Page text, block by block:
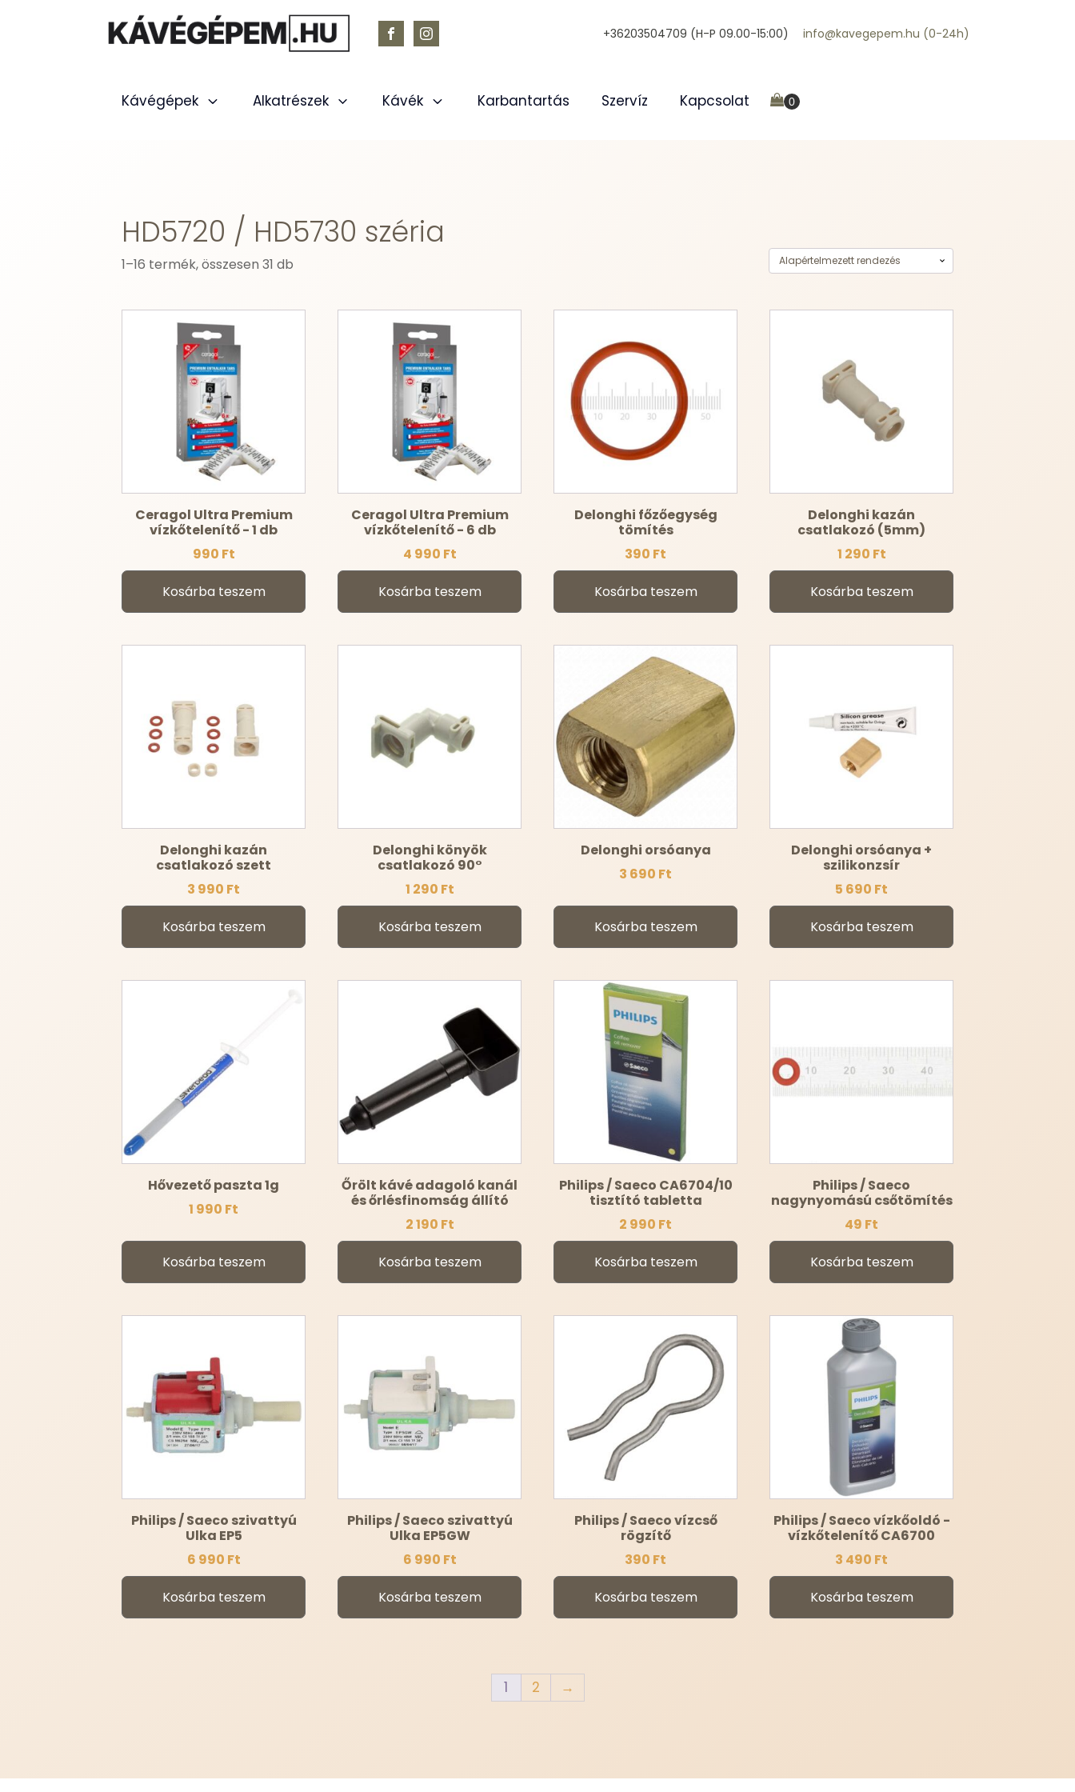
+36203504709 (H-P 09.00-15:00) info@kavegepem.hu (0-24h)
Kávégépek Alkatrészek Kávék Karbantartás Szervíz Kapcsolat
HD5720 / HD5730 széria
1–16 termék, összesen 31 db
Ceragol Ultra Premium
vízkőtelenítő - 1 db
990 Ft
Kosárba teszem
Ceragol Ultra Premium
vízkőtelenítő - 6 db
4 990 Ft
Kosárba teszem
Delonghi főzőegység
tömítés
390 Ft
Kosárba teszem
Delonghi kazán
csatlakozó (5mm)
1 290 Ft
Kosárba teszem
Delonghi kazán
csatlakozó szett
3 990 Ft
Kosárba teszem
Delonghi könyök
csatlakozó 90°
1 290 Ft
Kosárba teszem
Delonghi orsóanya
3 690 Ft
Kosárba teszem
Delonghi orsóanya +
szilikonzsír
5 690 Ft
Kosárba teszem
Hővezető paszta 1g
1 990 Ft
Kosárba teszem
Őrölt kávé adagoló kanál
és őrlésfinomság állító
2 190 Ft
Kosárba teszem
Philips / Saeco CA6704/10
tisztító tabletta
2 990 Ft
Kosárba teszem
Philips / Saeco
nagynyomású csőtömítés
49 Ft
Kosárba teszem
Philips / Saeco szivattyú
Ulka EP5
6 990 Ft
Kosárba teszem
Philips / Saeco szivattyú
Ulka EP5GW
6 990 Ft
Kosárba teszem
Philips / Saeco vízcső
rögzítő
390 Ft
Kosárba teszem
Philips / Saeco vízkőoldó -
vízkőtelenítő CA6700
3 490 Ft
Kosárba teszem
1 2 →